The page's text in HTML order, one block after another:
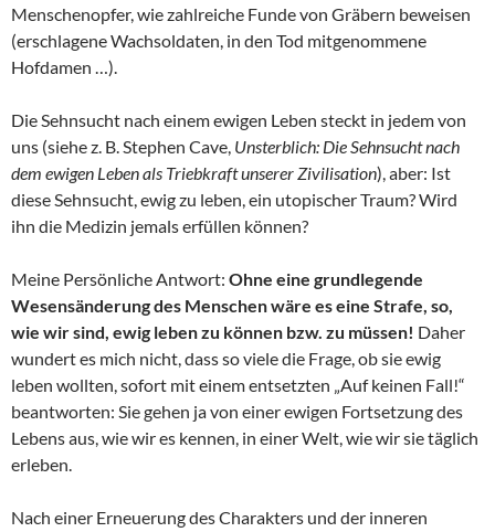
Menschenopfer, wie zahlreiche Funde von Gräbern beweisen
(erschlagene Wachsoldaten, in den Tod mitgenommene
Hofdamen …).
Die Sehnsucht nach einem ewigen Leben steckt in jedem von
uns (siehe z. B. Stephen Cave, Unsterblich: Die Sehnsucht nach
dem ewigen Leben als Triebkraft unserer Zivilisation), aber: Ist
diese Sehnsucht, ewig zu leben, ein utopischer Traum? Wird
ihn die Medizin jemals erfüllen können?
Meine Persönliche Antwort: Ohne eine grundlegende
Wesensänderung des Menschen wäre es eine Strafe, so,
wie wir sind, ewig leben zu können bzw. zu müssen! Daher
wundert es mich nicht, dass so viele die Frage, ob sie ewig
leben wollten, sofort mit einem entsetzten „Auf keinen Fall!“
beantworten: Sie gehen ja von einer ewigen Fortsetzung des
Lebens aus, wie wir es kennen, in einer Welt, wie wir sie täglich
erleben.
Nach einer Erneuerung des Charakters und der inneren